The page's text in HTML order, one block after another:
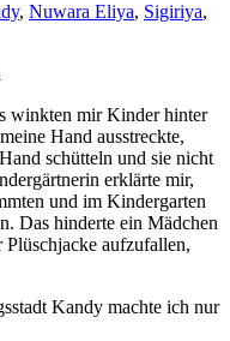
, Nuwara Eliya, Sigiriya,
winkten mir Kinder hinter
Hand ausstreckte,
schütteln und sie nicht
erklärte mir,
und im Kindergarten
Das hinderte ein Mädchen
aufzufallen,
Kandy machte ich nur